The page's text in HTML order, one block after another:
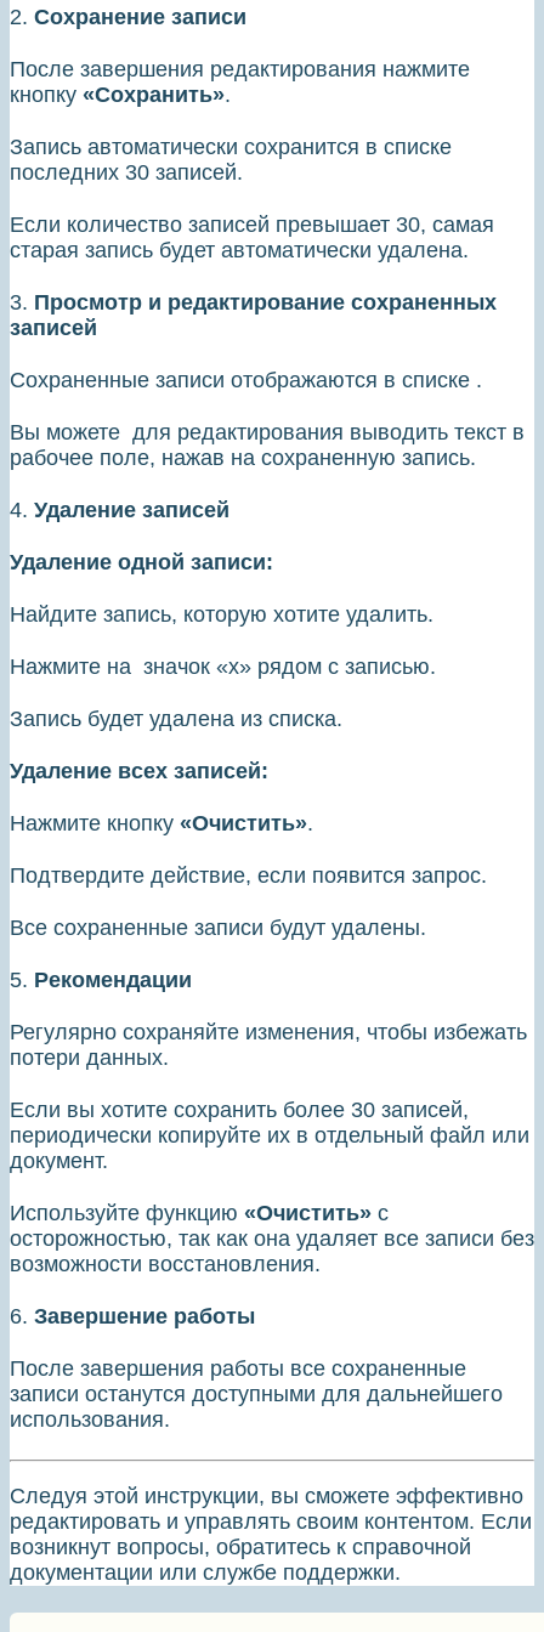
2. Сохранение записи
После завершения редактирования нажмите
кнопку «Сохранить».
Запись автоматически сохранится в списке
последних 30 записей.
Если количество записей превышает 30, самая
старая запись будет автоматически удалена.
3. Просмотр и редактирование сохраненных
записей
Сохраненные записи отображаются в списке .
Вы можете для редактирования выводить текст в
рабочее поле, нажав на сохраненную запись.
4. Удаление записей
Удаление одной записи:
Найдите запись, которую хотите удалить.
Нажмите на значок «х» рядом с записью.
Запись будет удалена из списка.
Удаление всех записей:
Нажмите кнопку «Очистить».
Подтвердите действие, если появится запрос.
Все сохраненные записи будут удалены.
5. Рекомендации
Регулярно сохраняйте изменения, чтобы избежать
потери данных.
Если вы хотите сохранить более 30 записей,
периодически копируйте их в отдельный файл или
документ.
Используйте функцию «Очистить» с
осторожностью, так как она удаляет все записи без
возможности восстановления.
6. Завершение работы
После завершения работы все сохраненные
записи останутся доступными для дальнейшего
использования.
Следуя этой инструкции, вы сможете эффективно
редактировать и управлять своим контентом. Если
возникнут вопросы, обратитесь к справочной
документации или службе поддержки.